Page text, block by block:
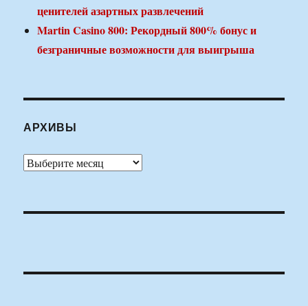
ценителей азартных развлечений
Martin Casino 800: Рекордный 800% бонус и
безграничные возможности для выигрыша
АРХИВЫ
Архивы